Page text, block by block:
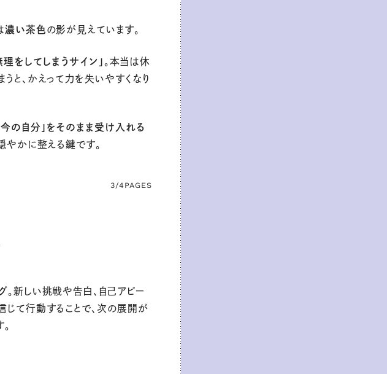
濃い茶色の影が見えています。
理をしてしまうサイン」 。本当は休
と、かえって力を失いやすくなり
「今の自分」をそのまま受け入れる
やかに整える鍵です。
3/4 PAGES
。新しい挑戦や告白、自己アピー
じて行動することで、次の展開が